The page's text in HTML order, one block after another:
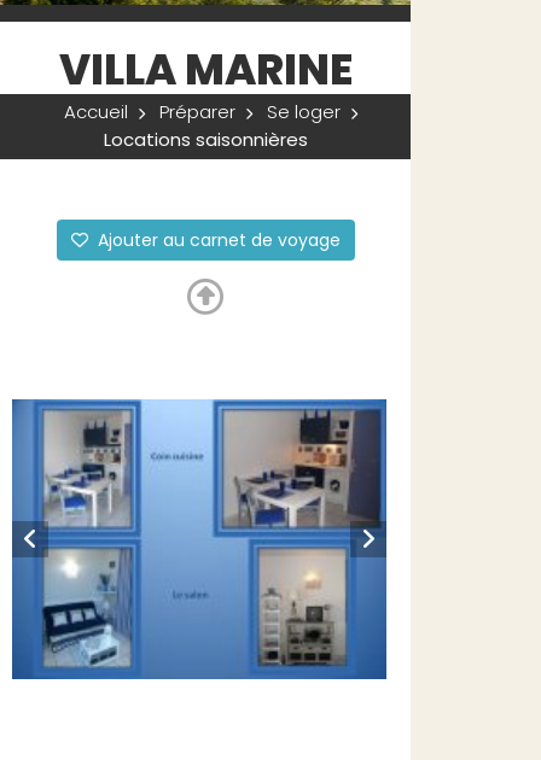
VILLA MARINE
Accueil Préparer
Se loger
Locations saisonnières
Ajouter au carnet de voyage